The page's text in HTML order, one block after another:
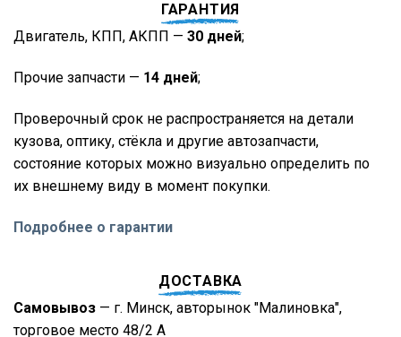
ГАРАНТИЯ
Двигатель, КПП, АКПП — 30 дней;
Прочие запчасти — 14 дней;
Проверочный срок не распространяется на детали
кузова, оптику, стёкла и другие автозапчасти,
состояние которых можно визуально определить по
их внешнему виду в момент покупки.
Подробнее о гарантии
ДОСТАВКА
Самовывоз — г. Минск, авторынок "Малиновка",
торговое место 48/2 А